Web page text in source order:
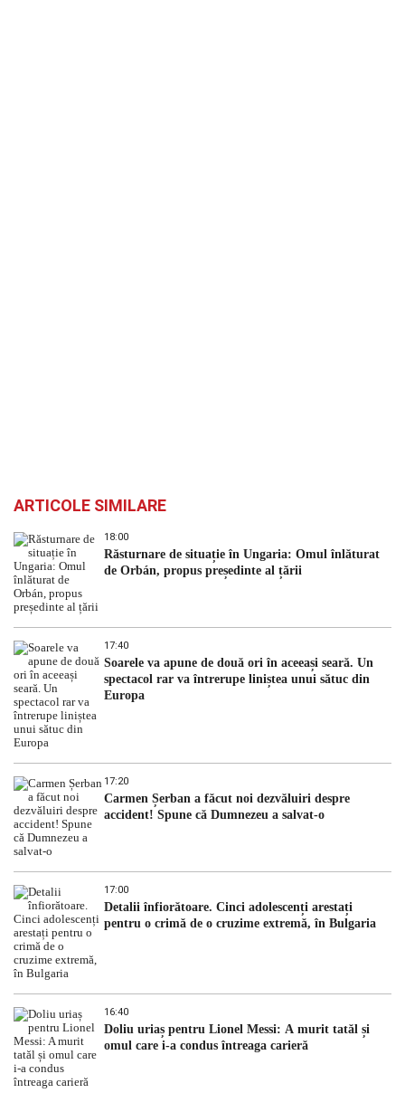
ARTICOLE SIMILARE
18:00
Răsturnare de situație în Ungaria: Omul înlăturat
de Orbán, propus președinte al țării
17:40
Soarele va apune de două ori în aceeași seară. Un
spectacol rar va întrerupe liniștea unui sătuc din
Europa
17:20
Carmen Șerban a făcut noi dezvăluiri despre
accident! Spune că Dumnezeu a salvat-o
17:00
Detalii înfiorătoare. Cinci adolescenți arestați
pentru o crimă de o cruzime extremă, în Bulgaria
16:40
Doliu uriaș pentru Lionel Messi: A murit tatăl și
omul care i-a condus întreaga carieră